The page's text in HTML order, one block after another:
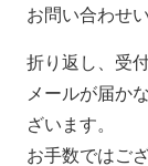
お問い合わせ
折り返し、受
メールが届か
ざいます。
お手数ではご